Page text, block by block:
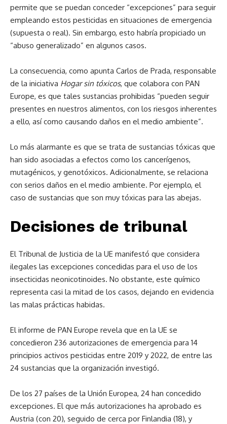
permite que se puedan conceder “excepciones” para seguir
empleando estos pesticidas en situaciones de emergencia
(supuesta o real). Sin embargo, esto habría propiciado un
“abuso generalizado” en algunos casos.
La consecuencia, como apunta Carlos de Prada, responsable
de la iniciativa Hogar sin tóxicos, que colabora con PAN
Europe, es que tales sustancias prohibidas “pueden seguir
presentes en nuestros alimentos, con los riesgos inherentes
a ello, así como causando daños en el medio ambiente”.
Lo más alarmante es que se trata de sustancias tóxicas que
han sido asociadas a efectos como los cancerígenos,
mutagénicos, y genotóxicos. Adicionalmente, se relaciona
con serios daños en el medio ambiente. Por ejemplo, el
caso de sustancias que son muy tóxicas para las abejas.
Decisiones de tribunal
El Tribunal de Justicia de la UE manifestó que considera
ilegales las excepciones concedidas para el uso de los
insecticidas neonicotinoides. No obstante, este químico
representa casi la mitad de los casos, dejando en evidencia
las malas prácticas habidas.
El informe de PAN Europe revela que en la UE se
concedieron 236 autorizaciones de emergencia para 14
principios activos pesticidas entre 2019 y 2022, de entre las
24 sustancias que la organización investigó.
De los 27 países de la Unión Europea, 24 han concedido
excepciones. El que más autorizaciones ha aprobado es
Austria (con 20), seguido de cerca por Finlandia (18), y